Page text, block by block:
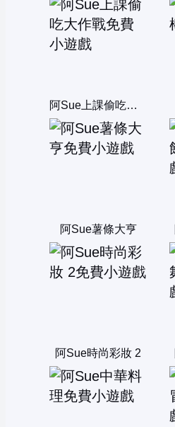
阿Sue上課偷吃大作戰
阿Sue薯條大亨
阿Sue時尚彩妝 2